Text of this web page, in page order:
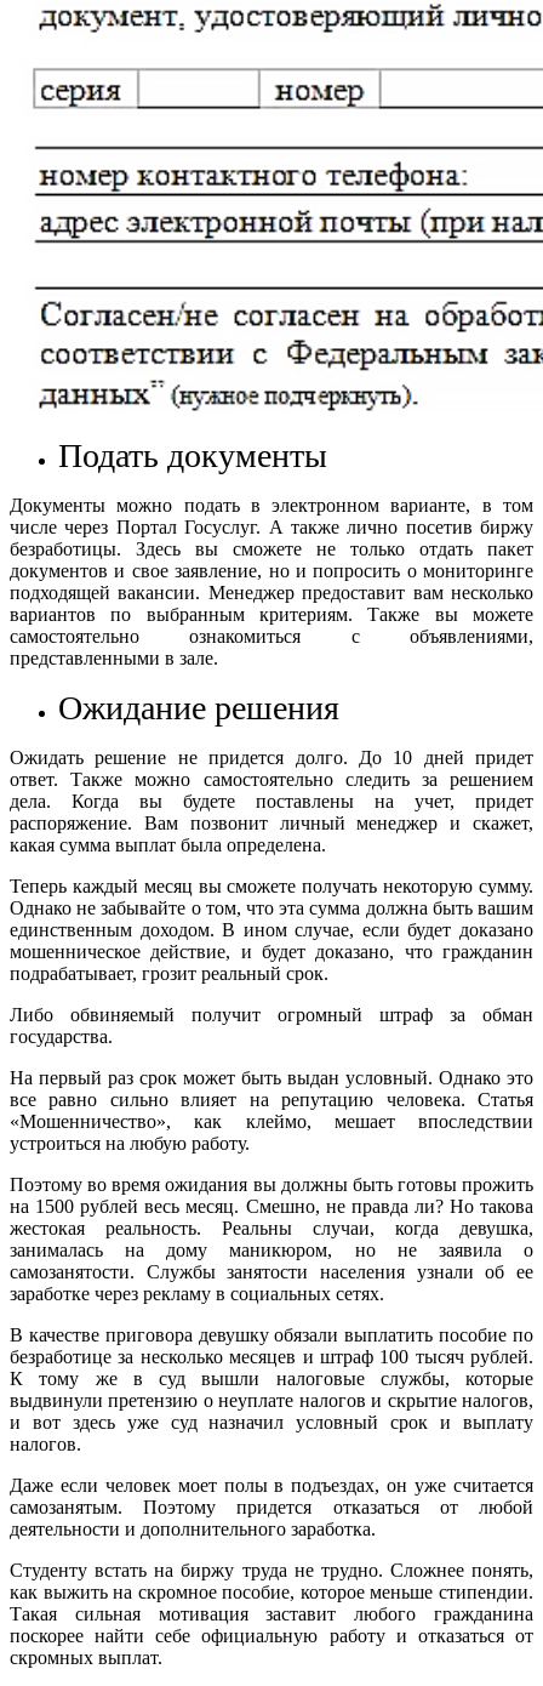
Подать документы
Документы можно подать в электронном варианте, в том
числе через Портал Госуслуг. А также лично посетив биржу
безработицы. Здесь вы сможете не только отдать пакет
документов и свое заявление, но и попросить о мониторинге
подходящей вакансии. Менеджер предоставит вам несколько
вариантов по выбранным критериям. Также вы можете
самостоятельно ознакомиться с объявлениями,
представленными в зале.
Ожидание решения
Ожидать решение не придется долго. До 10 дней придет
ответ. Также можно самостоятельно следить за решением
дела. Когда вы будете поставлены на учет, придет
распоряжение. Вам позвонит личный менеджер и скажет,
какая сумма выплат была определена.
Теперь каждый месяц вы сможете получать некоторую сумму.
Однако не забывайте о том, что эта сумма должна быть вашим
единственным доходом. В ином случае, если будет доказано
мошенническое действие, и будет доказано, что гражданин
подрабатывает, грозит реальный срок.
Либо обвиняемый получит огромный штраф за обман
государства.
На первый раз срок может быть выдан условный. Однако это
все равно сильно влияет на репутацию человека. Статья
«Мошенничество», как клеймо, мешает впоследствии
устроиться на любую работу.
Поэтому во время ожидания вы должны быть готовы прожить
на 1500 рублей весь месяц. Смешно, не правда ли? Но такова
жестокая реальность. Реальны случаи, когда девушка,
занималась на дому маникюром, но не заявила о
самозанятости. Службы занятости населения узнали об ее
заработке через рекламу в социальных сетях.
В качестве приговора девушку обязали выплатить пособие по
безработице за несколько месяцев и штраф 100 тысяч рублей.
К тому же в суд вышли налоговые службы, которые
выдвинули претензию о неуплате налогов и скрытие налогов,
и вот здесь уже суд назначил условный срок и выплату
налогов.
Даже если человек моет полы в подъездах, он уже считается
самозанятым. Поэтому придется отказаться от любой
деятельности и дополнительного заработка.
Студенту встать на биржу труда не трудно. Сложнее понять,
как выжить на скромное пособие, которое меньше стипендии.
Такая сильная мотивация заставит любого гражданина
поскорее найти себе официальную работу и отказаться от
скромных выплат.